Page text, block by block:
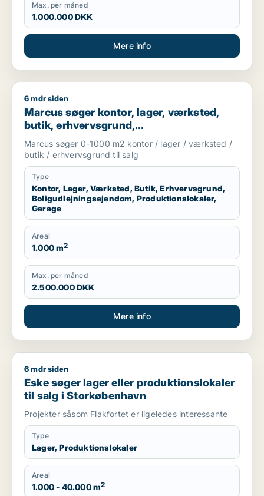
Max. per måned
1.000.000 DKK
Mere info
Marcus søger kontor, lager, værksted, butik,
6 mdr siden
Marcus søger kontor, lager, værksted,
butik, erhvervsgrund,
boligudlejningsejendom,
produktionslokaler eller garage til salg i
Storkøbenhavn
Marcus søger 0-1000 m2 kontor / lager / værksted /
butik / erhvervsgrund til salg
Type
Kontor, Lager, Værksted, Butik, Erhvervsgrund,
Boligudlejningsejendom, Produktionslokaler,
Garage
Areal
1.000 m2
Max. per måned
2.500.000 DKK
Mere info
Eske søger lager eller produktionslokaler til salg i
6 mdr siden
Eske søger lager eller produktionslokaler
til salg i Storkøbenhavn
Projekter såsom Flakfortet er ligeledes interessante
Type
Lager, Produktionslokaler
Areal
1.000 - 40.000 m2